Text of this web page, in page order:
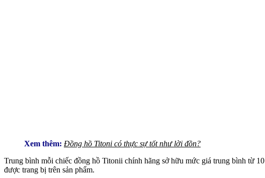
Xem thêm: Đồng hồ Titoni có thực sự tốt như lời đồn?
Trung bình mỗi chiếc đồng hồ Titonii chính hãng sở hữu mức giá trung bình từ
được trang bị trên sản phẩm.